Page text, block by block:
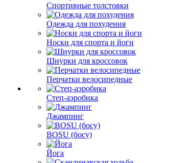
Спортивные толстовки
Одежда для похудения
Носки для спорта и йоги
Шнурки для кроссовок
Перчатки велосипедные
Степ-аэробика
Джампинг
BOSU (босу)
Йога